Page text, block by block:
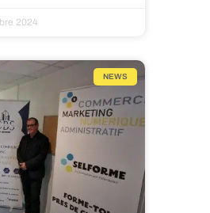
2024
NEWS